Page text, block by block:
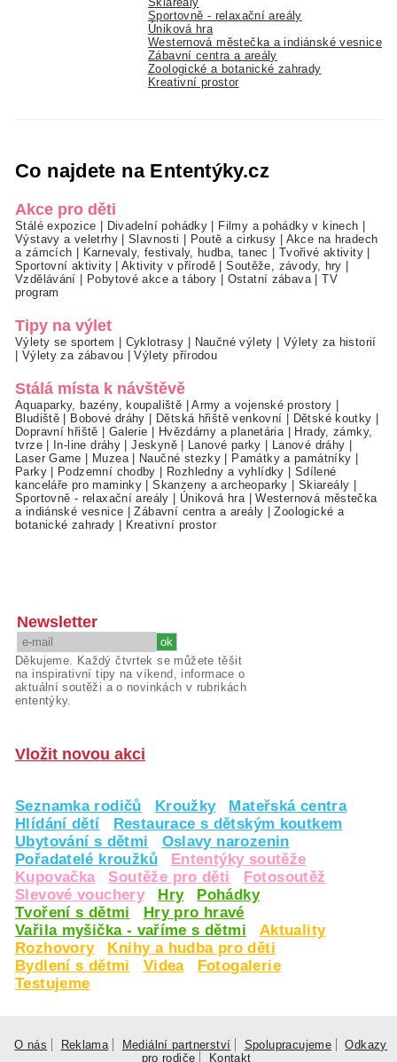
Sportovně - relaxační areály
Úniková hra
Westernová městečka a indiánské vesnice
Zábavní centra a areály
Zoologické a botanické zahrady
Kreativní prostor
Co najdete na Ententýky.cz
Akce pro děti
Stálé expozice Divadelní pohádky Filmy a pohádky v kinech
Výstavy a veletrhy|Slavnosti Poutě a cirkusy
Akce na hradech
a zámcích
Karnevaly, festivaly, hudba, tanec Tvořivé aktivity
Sportovní aktivity|Aktivity v přírodě |Soutěže, závody, hry
Vzdělávání
Pobytové akce a tábory Ostatní zábava|TV
program
Tipy na výlet
Výlety se sportem Cyklotrasy Naučné výlety
Výlety za historií
Výlety za zábavou |Výlety přírodou
Stálá místa k návštěvě
Aquaparky, bazény, koupaliště |Army a vojenské prostory
Bludiště
Bobové dráhy Dětská hřiště venkovní Dětské koutky
Dopravní hřiště
Galerie Hvězdárny a planetária|
Hrady, zámky,
tvrze| In-line dráhy |Jeskyně| Lanové parky Lanové dráhy
Laser Game
Muzea| Naučné stezky Památky a památníky
Parky| Podzemní chodby Rozhledny a vyhlídky
Sdílené
kanceláře pro maminky |Skanzeny a archeoparky Skiareály
Sportovně - relaxační areály
Úniková hra|Westernová městečka
a indiánské vesnice |Zábavní centra a areály |Zoologické a
botanické zahrady
Kreativní prostor
Newsletter
Děkujeme. Každý čtvrtek se můžete těšit
na inspirativní tipy na víkend, informace o
aktuální soutěži a o novinkách v rubrikách
ententýky.
Vložit novou akci
Seznamka rodičů Kroužky
Mateřská centra
Hlídání dětí
Restaurace s dětským koutkem
Ubytování s dětmi
Oslavy narozenin
Pořadatelé kroužků
Ententýky soutěže
Kupovačka
Soutěže pro děti
Fotosoutěž
Slevové vouchery
Hry
Pohádky
Tvoření s dětmi
Hry pro hravé
Vařila myšička - vaříme s dětmi
Aktuality
Rozhovory
Knihy a hudba pro děti
Bydlení s dětmi
Videa
Fotogalerie
Testujeme
O nás Reklama Mediální partnerství Spolupracujeme
Odkazy
pro rodiče
Kontakt